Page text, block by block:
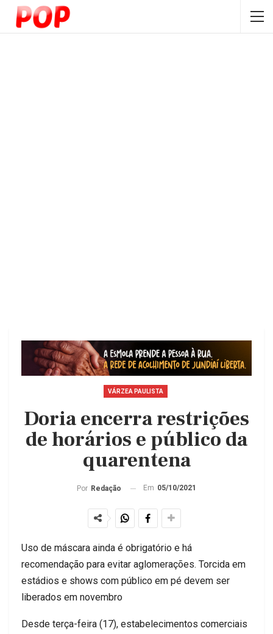
VÁRZEA PAULISTA
Doria encerra restrições
de horários e público da
quarentena
Por Redação Em 05/10/2021
Uso de máscara ainda é obrigatório e há
recomendação para evitar aglomerações. Torcida em
estádios e shows com público em pé devem ser
liberados em novembro
Desde terça-feira (17), estabelecimentos comerciais